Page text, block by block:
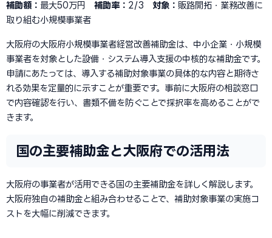
補助額： 最大50万円 補助率： 2/3 対象： 販路開拓・業務改善に
取り組む小規模事業者
大阪府の大阪府小規模事業者経営改善補助金は、中小企業・小規模
事業者を対象とした設備・システム導入支援の中核的な補助金です。
申請にあたっては、導入する補助対象事業の具体的な内容と期待さ
れる効果を定量的に示すことが重要です。事前に大阪府の相談窓口
で内容確認を行い、書類不備を防ぐことで採択率を高めることがで
きます。
国の主要補助金と大阪府での活用法
大阪府の事業者が活用できる国の主要補助金を詳しく解説します。
大阪府独自の補助金と組み合わせることで、補助対象事業の実施コ
ストを大幅に削減できます。